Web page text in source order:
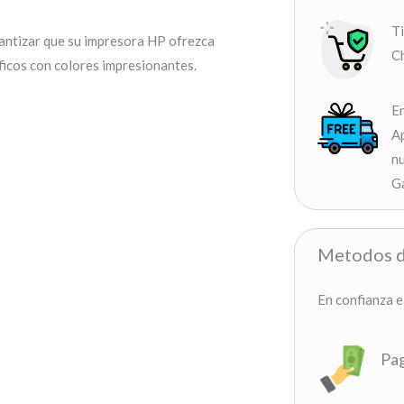
que su impresora HP ofrezca
con colores impresionantes.
Metodos
En confianza